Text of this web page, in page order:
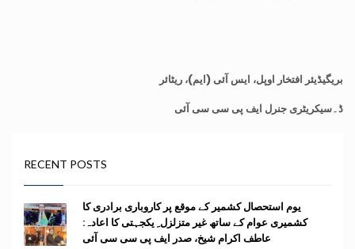
بریگیڈیئر افتخار اوپل، ایس آئی (ایم)، ریٹائر
ڈ۔سیکریٹری جنرل ایف پی سی سی آئی
RECENT POSTS
یوم استحصال کشمیر کے موقع پر کاروباری برادری کا
کشمیری عوام کے ساتھ غیر متزلزل ِ یکجہتی کا اعادہ:
عاطف اکرام شیخ، صدر ایف پی سی سی آئی